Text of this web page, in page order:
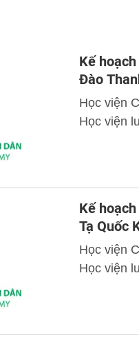
Kế
Đào
Học viện
Học viện
Kế
Tạ Quốc
Học viện
Học viện